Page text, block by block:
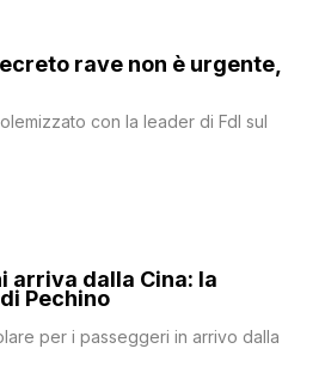
rave non è urgente,
con la leader di FdI sul
arriva dalla Cina: la
Pechino
per i passeggeri in arrivo dalla